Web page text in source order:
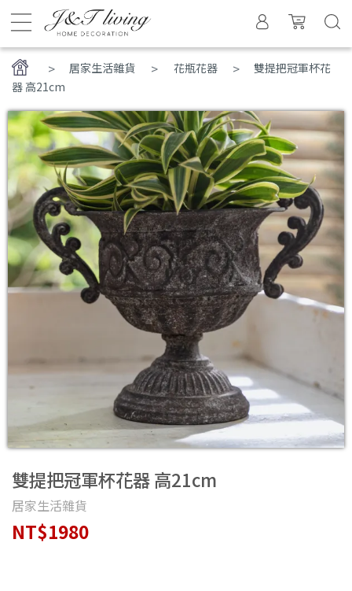
居家生活雜貨 > 花瓶花器
雙提把冠軍杯花
器 高21cm
雙提把冠軍杯花器 高21cm
居家生活雜貨
NT$1980